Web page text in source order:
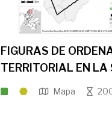
FIGURAS DE
TERRITORIAL EN LA
Mapa